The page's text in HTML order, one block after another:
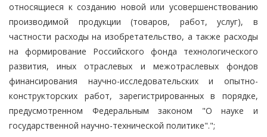
относящиеся к созданию новой или усовершенствованию
производимой продукции (товаров, работ, услуг), в
частности расходы на изобретательство, а также расходы
на формирование Российского фонда технологического
развития, иных отраслевых и межотраслевых фондов
финансирования научно-исследовательских и опытно-
конструкторских работ, зарегистрированных в порядке,
предусмотренном Федеральным законом "О науке и
государственной научно-технической политике".";